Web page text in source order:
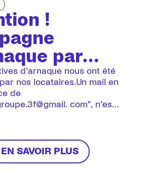
!
par
cours !
d'arnaque nous ont été
nos locataires.Un mail en
de
com", n'est
mail fait croire que les
de loyer en ligne et les
de l'Espace locataire 3F
EN SAVOIR PLUS